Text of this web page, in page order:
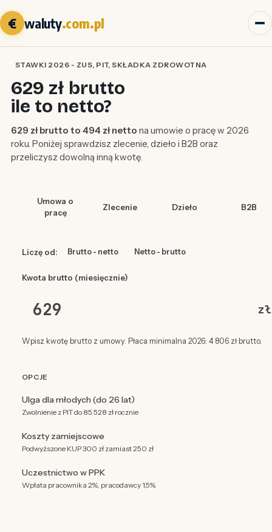
€ waluty.com.pl
STAWKI 2026 - ZUS, PIT, SKŁADKA ZDROWOTNA
629 zł brutto
ile to netto?
629 zł brutto to 494 zł netto na umowie o pracę w 2026
roku. Poniżej sprawdzisz zlecenie, dzieło i B2B oraz
przeliczysz dowolną inną kwotę.
Umowa o
pracę
Zlecenie Dzieło B2B
Liczę od: Brutto - netto Netto - brutto
Kwota brutto (miesięcznie)
zł
Wpisz kwotę brutto z umowy. Płaca minimalna 2026: 4 806 zł brutto.
OPCJE
Ulga dla młodych (do 26 lat)
Zwolnienie z PIT do 85 528 zł rocznie
Koszty zamiejscowe
Podwyższone KUP 300 zł zamiast 250 zł
Uczestnictwo w PPK
Wpłata pracownika 2%, pracodawcy 1,5%